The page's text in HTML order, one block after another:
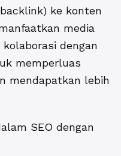
ke konten
media
dengan
memperluas
mendapatkan lebih
SEO dengan